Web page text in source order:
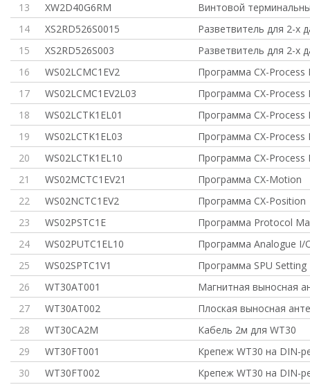
13
XW2D40G6RM
Винтовой
14
XS2RD526S0015
Разветвитель для 2-х
15
XS2RD526S003
Разветвитель для 2-х
16
WS02LCMC1EV2
Программа CX-Process
17
WS02LCMC1EV2L03
Программа CX-Process
18
WS02LCTK1EL01
Программа CX-Process
19
WS02LCTK1EL03
Программа CX-Process
20
WS02LCTK1EL10
Программа CX-Process
21
WS02MCTC1EV21
Программа CX-Motion
22
WS02NCTC1EV2
Программа CX-Position
23
WS02PSTC1E
Программа Protocol
24
WS02PUTC1EL10
Программа Analogue I/
25
WS02SPTC1V1
Программа SPU Setting
26
WT30AT001
Магнитная выносная
27
WT30AT002
Плоская выносная
28
WT30CA2M
Кабель 2м для WT30
29
WT30FT001
Крепеж WT30 на DIN-
30
WT30FT002
Крепеж WT30 на DIN-